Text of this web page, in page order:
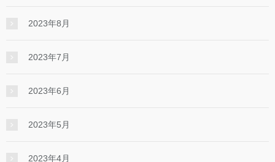
2023年8月
2023年7月
2023年6月
2023年5月
2023年4月